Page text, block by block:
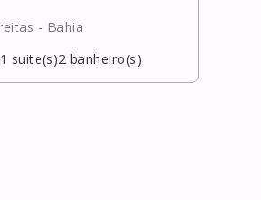
- Bahia
1 suite(s)2 banheiro(s)